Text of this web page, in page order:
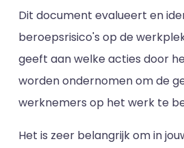
Dit document evalueert en
beroepsrisico's op de
geeft aan welke acties door
worden ondernomen om de
werknemers op het werk te
Het is zeer belangrijk om in